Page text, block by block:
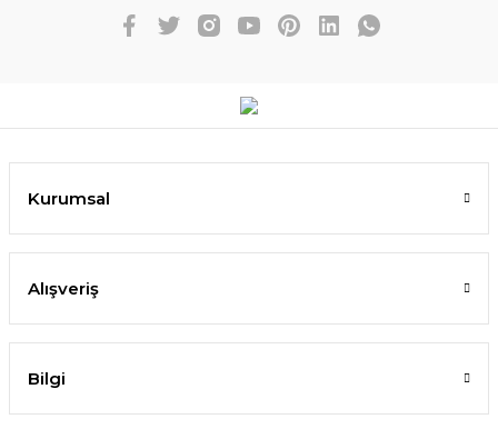
Kurumsal
Alışveriş
Bilgi